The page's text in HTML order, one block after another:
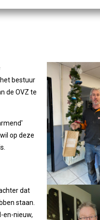
bestuur
de OVZ te
op deze
dat
staan.
en-nieuw,